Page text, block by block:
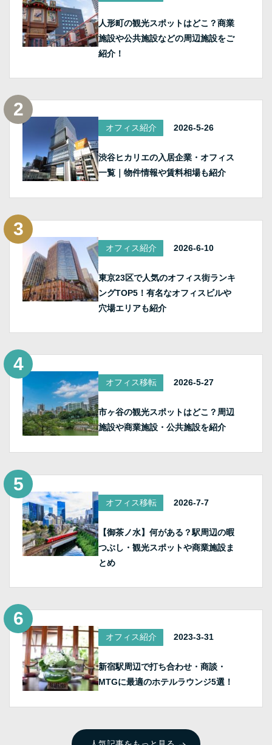
人形町の観光スポットはどこ？商業
施設や公共施設などの周辺施設をご
紹介！
オフィス紹介 2026-5-26
渋谷ヒカリエの入居企業・オフィス
一覧｜物件情報や賃料相場も紹介
オフィス紹介 2026-6-10
東京23区で人気のオフィス街ランキ
ングTOP5！有名なオフィスビルや
穴場エリアも紹介
オフィス移転 2026-5-27
市ヶ谷の観光スポットはどこ？周辺
施設や商業施設・公共施設を紹介
オフィス移転 2026-7-7
【御茶ノ水】何がある？駅周辺の暇
つぶし・観光スポットや商業施設ま
とめ
オフィス紹介 2023-3-31
新宿駅周辺で打ち合わせ・商談・
MTGに最適のホテルラウンジ5選！